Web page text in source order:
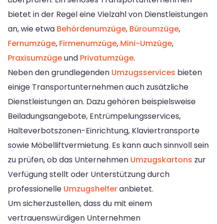
bietet in der Regel eine Vielzahl von Dienstleistungen
an, wie etwa Behördenumzüge, Büroumzüge,
Fernumzüge, Firmenumzüge, Mini-Umzüge,
Praxisumzügeund Privatumzüge.
Neben den grundlegenden Umzugsservices bieten
einige Transportunternehmen auch zusätzliche
Dienstleistungen an. Dazu gehören beispielsweise
Beiladungsangebote, Entrümpelungsservices,
Halteverbotszonen-Einrichtung, Klaviertransporte
sowie Möbelliftvermietung. Es kann auch sinnvoll sein
zu prüfen, ob das Unternehmen Umzugskartons zur
Verfügung stellt oder Unterstützung durch
professionelle Umzugshelferanbietet.
Um sicherzustellen, dass du mit einem
vertrauenswürdigen Unternehmen